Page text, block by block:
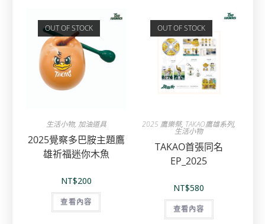
OUT OF STOCK
生活小物, 加油道具
2025覺察多巴胺主題鷹
雄祈福迷你木魚
NT$200
查看內容
OUT OF STOCK
2025 鷹樂祭, TAKAO鷹雄系列,
生活小物
TAKAO首張同名
EP_2025
NT$580
查看內容